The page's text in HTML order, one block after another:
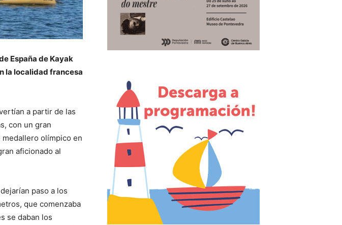
España de Kayak
la localidad francesa
a partir de las
con un gran
olímpico en
aficionado al
paso a los
que comenzaba
se daban los